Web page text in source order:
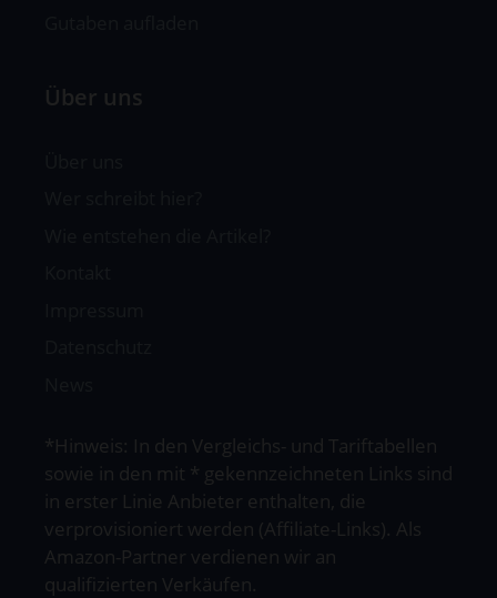
Über uns
*Hinweis: In den Vergleichs- und Tariftabellen
sowie in den mit * gekennzeichneten Links sind
in erster Linie Anbieter enthalten, die
verprovisioniert werden (Affiliate-Links). Als
Amazon-Partner verdienen wir an
qualifizierten Verkäufen.